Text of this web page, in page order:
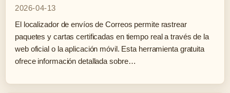
2026-04-13
El localizador de envíos de Correos permite rastrear
paquetes y cartas certificadas en tiempo real a través de la
web oficial o la aplicación móvil. Esta herramienta gratuita
ofrece información detallada sobre…